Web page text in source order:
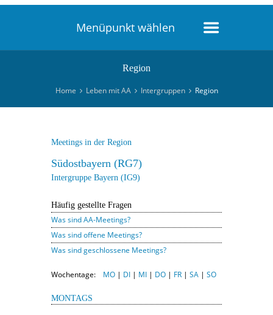
Menüpunkt wählen
Region
Home Leben mit AA Intergruppen Region
Meetings in der Region
Südostbayern (RG7)
Intergruppe Bayern (IG9)
Häufig gestellte Fragen
Was sind AA-Meetings?
Was sind offene Meetings?
Was sind geschlossene Meetings?
Wochentage: MO | DI | MI | DO | FR | SA | SO
MONTAGS